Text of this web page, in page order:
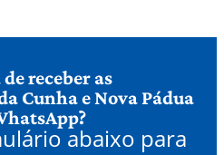
receber as
Cunha e Nova Pádua
abaixo para